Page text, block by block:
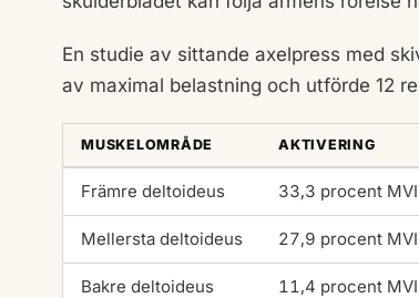
En studie av sittande axelpress med
av maximal belastning och utförde 12
MUSKELOMRÅDE AKTIVERING
Främre deltoideus 33,3 procent
Mellersta deltoideus 27,9 procent
Bakre deltoideus 11,4 procent